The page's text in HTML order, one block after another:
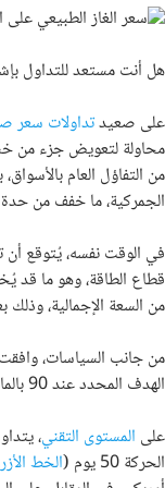
هل أنت مستعد للتداول
على صعيدتداولات سعر
من التفاؤل العام
الجمركية، ما خفف من حدة
في الوقت نفسه، يُتوقع أن
من السعة الإجمالية،
الهدف المحدد عند 90 بالمائة، في حال واجهت الأسواق أوضاع صعبة، في خطوة تهدف إلى التكيف مع تقلبات الإمدادات وظروف السوق.
على المستوى التقني
الحركة 50 يوم (
الخط